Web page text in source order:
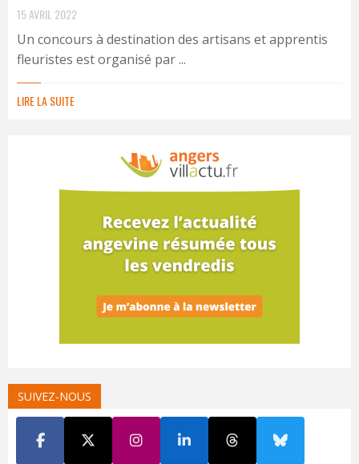
15 AVRIL 2022
Un concours à destination des artisans et apprentis
fleuristes est organisé par ...
LIRE LA SUITE
SUIVEZ-NOUS